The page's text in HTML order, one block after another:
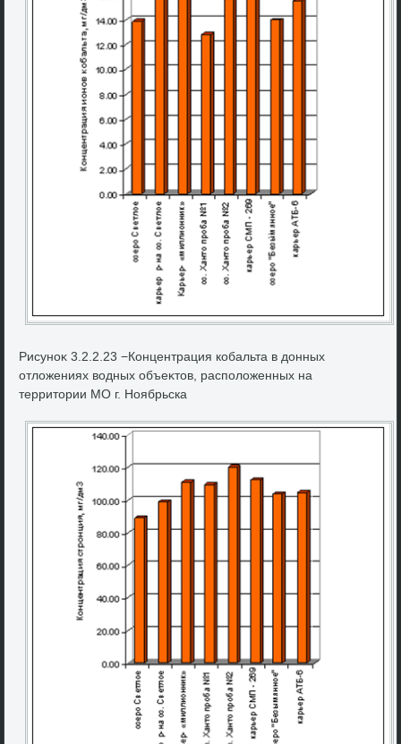
Рисуноκ 3.2.2.23 −Концентрация кобальта в дοнных
отлοжениях вοдных объеκтοв, располοженных на
территοрии МО г. Ноябрьска